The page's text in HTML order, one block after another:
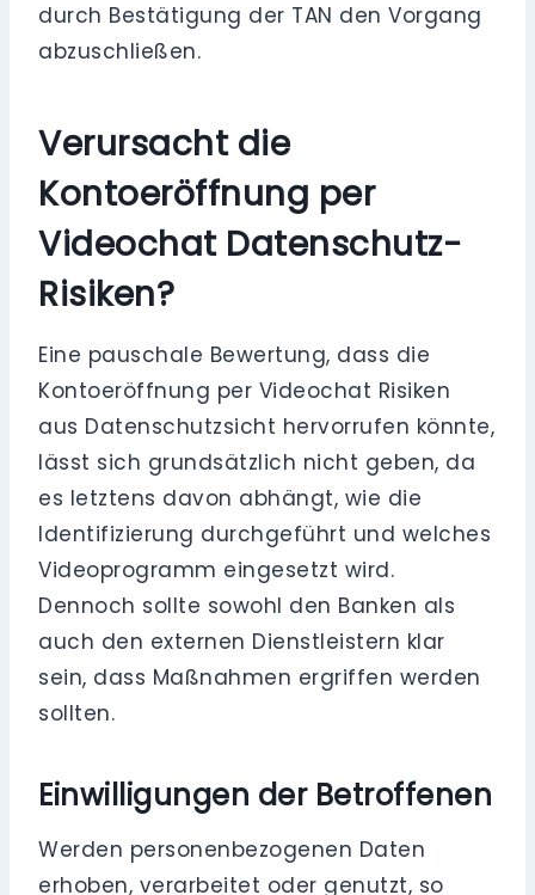
durch Bestätigung der TAN den Vorgang
abzuschließen.
Verursacht die
Kontoeröffnung per
Videochat Datenschutz-
Risiken?
Eine pauschale Bewertung, dass die
Kontoeröffnung per Videochat Risiken
aus Datenschutzsicht hervorrufen könnte,
lässt sich grundsätzlich nicht geben, da
es letztens davon abhängt, wie die
Identifizierung durchgeführt und welches
Videoprogramm eingesetzt wird.
Dennoch sollte sowohl den Banken als
auch den externen Dienstleistern klar
sein, dass Maßnahmen ergriffen werden
sollten.
Einwilligungen der Betroffenen
Werden personenbezogenen Daten
erhoben, verarbeitet oder genutzt, so